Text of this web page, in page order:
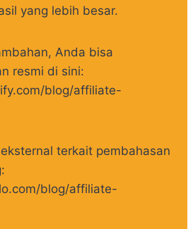
yang lebih besar.
Anda bisa
resmi di sini:
blog/affiliate-
terkait pembahasan
blog/affiliate-